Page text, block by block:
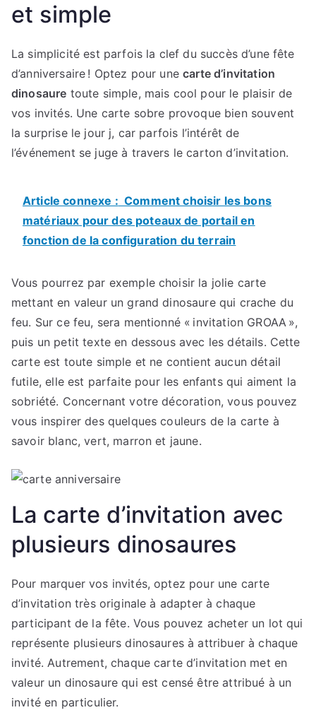
et simple
La simplicité est parfois la clef du succès d’une fête
d’anniversaire ! Optez pour unecarte d’invitation
dinosaure toute simple, mais cool pour le plaisir de
vos invités. Une carte sobre provoque bien souvent
la surprise le jour j, car parfois l’intérêt de
l’événement se juge à travers le carton d’invitation.
Article connexe : Comment choisir les bons
matériaux pour des poteaux de portail en
fonction de la configuration du terrain
Vous pourrez par exemple choisir la jolie carte
mettant en valeur un grand dinosaure qui crache du
feu. Sur ce feu, sera mentionné « invitation GROAA »,
puis un petit texte en dessous avec les détails. Cette
carte est toute simple et ne contient aucun détail
futile, elle est parfaite pour les enfants qui aiment la
sobriété. Concernant votre décoration, vous pouvez
vous inspirer des quelques couleurs de la carte à
savoir blanc, vert, marron et jaune.
La carte d’invitation avec
plusieurs dinosaures
Pour marquer vos invités, optez pour une carte
d’invitation très originale à adapter à chaque
participant de la fête. Vous pouvez acheter un lot qui
représente plusieurs dinosaures à attribuer à chaque
invité. Autrement, chaque carte d’invitation met en
valeur un dinosaure qui est censé être attribué à un
invité en particulier.